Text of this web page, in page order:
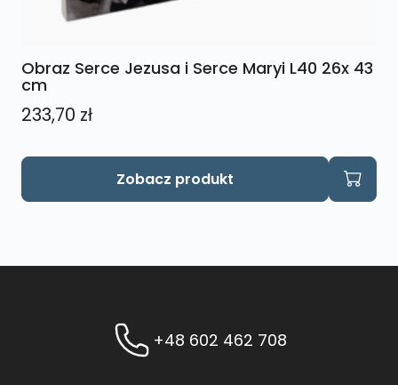
Obraz Serce Jezusa i Serce Maryi L40 26x 43
cm
233,70 zł
Zobacz produkt
+48 602 462 708